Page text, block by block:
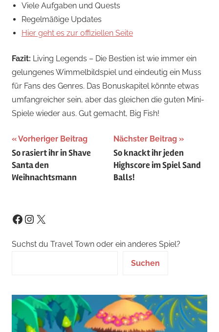
Viele Aufgaben und Quests
Regelmäßige Updates
Hier geht es zur offiziellen Seite
Fazit: Living Legends – Die Bestien ist wie immer ein
gelungenes Wimmelbildspiel und eindeutig ein Muss
für Fans des Genres. Das Bonuskapitel könnte etwas
umfangreicher sein, aber das gleichen die guten Mini-
Spiele wieder aus. Gut gemacht, Big Fish!
Beitragsnavigation
Vorheriger Beitrag
So rasiert ihr in Shave
Santa den
Weihnachtsmann
Nächster Beitrag
So knackt ihr jeden
Highscore im Spiel Sand
Balls!
Facebook
Instagram
X
Suchst du Travel Town oder ein anderes Spiel?
Suchen